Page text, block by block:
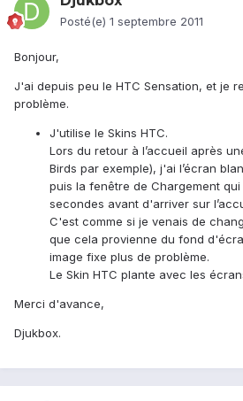
Posté(e) 1 septembre 2011
Bonjour,
J'ai depuis peu le HTC Sensation, et je
problème.
J'utilise le Skins HTC.
Lors du retour à l’accueil après
Birds par exemple), j'ai l’écran
puis la fenêtre de Chargement
secondes avant d'arriver sur
C'est comme si je venais de
que cela provienne du fond
image fixe plus de problème.
Le Skin HTC plante avec les
Merci d'avance,
Djukbox.